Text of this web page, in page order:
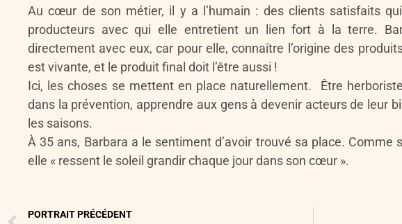
Au cœur de son métier, il y a l’humain : des clients satisfaits
producteurs avec qui elle entretient un lien fort à la terre.
directement avec eux, car pour elle, connaître l’origine des
est vivante, et le produit final doit l’être aussi !
Ici, les choses se mettent en place naturellement. Être
dans la prévention, apprendre aux gens à devenir acteurs de leur
les saisons.
À 35 ans, Barbara a le sentiment d’avoir trouvé sa place. Comme
elle « ressent le soleil grandir chaque jour dans son cœur ».
PORTRAIT PRÉCÉDENT